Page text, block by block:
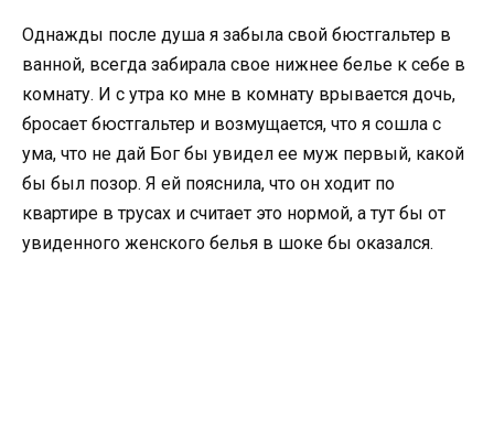
Однажды после душа я забыла свой бюстгальтер в
ванной, всегда забирала свое нижнее белье к себе в
комнату. И с утра ко мне в комнату врывается дочь,
бросает бюстгальтер и возмущается, что я сошла с
ума, что не дай Бог бы увидел ее муж первый, какой
бы был позор. Я ей пояснила, что он ходит по
квартире в трусах и считает это нормой, а тут бы от
увиденного женского белья в шоке бы оказался.